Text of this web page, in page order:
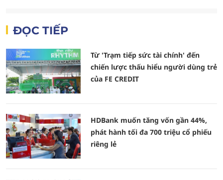
ĐỌC TIẾP
Từ 'Trạm tiếp sức tài chính' đến
chiến lược thấu hiểu người dùng trẻ
của FE CREDIT
HDBank muốn tăng vốn gần 44%,
phát hành tối đa 700 triệu cổ phiếu
riêng lẻ